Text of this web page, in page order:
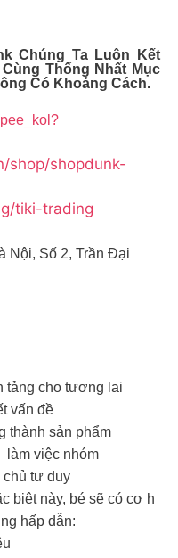
Chúng Ta Luôn Kết
Thống Nhất Mục
Có Khoảng Cách.
shop/shopdunk-
tiki-trading
Nội, Số 2, Trần Đại
tảng cho tương lai
vấn đề
thành sản phẩm
làm việc nhóm
tư duy
biệt này, bé sẽ có cơ h
hấp dẫn: